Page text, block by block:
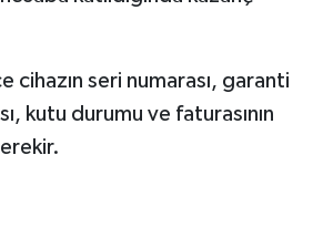
cihazın seri numarası, garanti
kutu durumu ve faturasının